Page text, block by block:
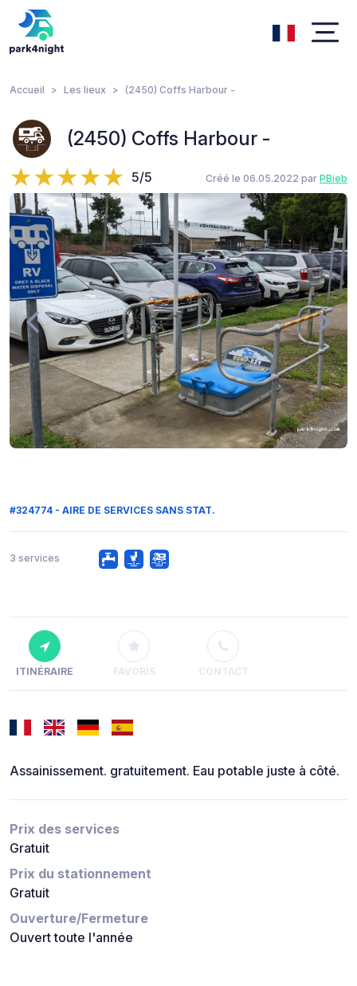
Accueil Les lieux (2450) Coffs Harbour -
(2450) Coffs Harbour -
5/5 Créé le 06.05.2022 par PBieb
#324774 - AIRE DE SERVICES SANS STAT.
3 services
ITINÉRAIRE FAVORIS CONTACT
Assainissement. gratuitement. Eau potable juste à côté.
Prix des services
Gratuit
Prix du stationnement
Gratuit
Ouverture/Fermeture
Ouvert toute l'année